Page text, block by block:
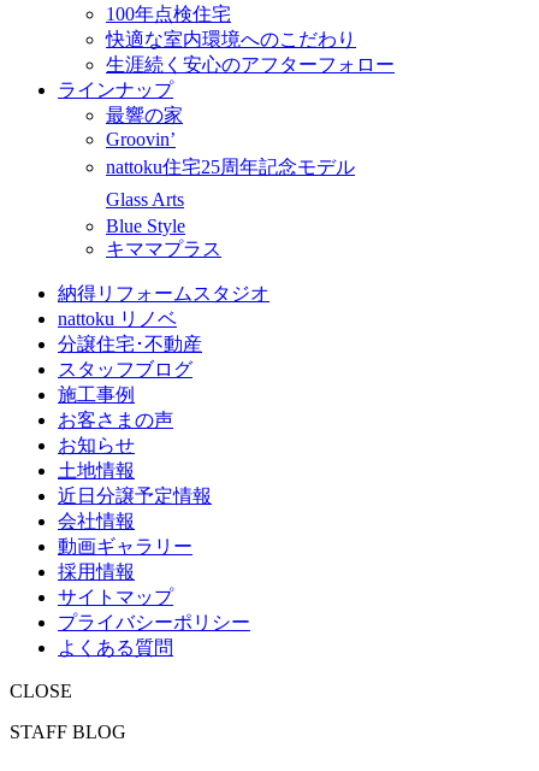
100年点検住宅
快適な室内環境へのこだわり
生涯続く安心のアフターフォロー
ラインナップ
最響の家
Groovin’
nattoku住宅25周年記念モデル
Glass Arts
Blue Style
キママプラス
納得リフォームスタジオ
nattoku リノベ
分譲住宅･不動産
スタッフブログ
施工事例
お客さまの声
お知らせ
土地情報
近日分譲予定情報
会社情報
動画ギャラリー
採用情報
サイトマップ
プライバシーポリシー
よくある質問
CLOSE
STAFF BLOG